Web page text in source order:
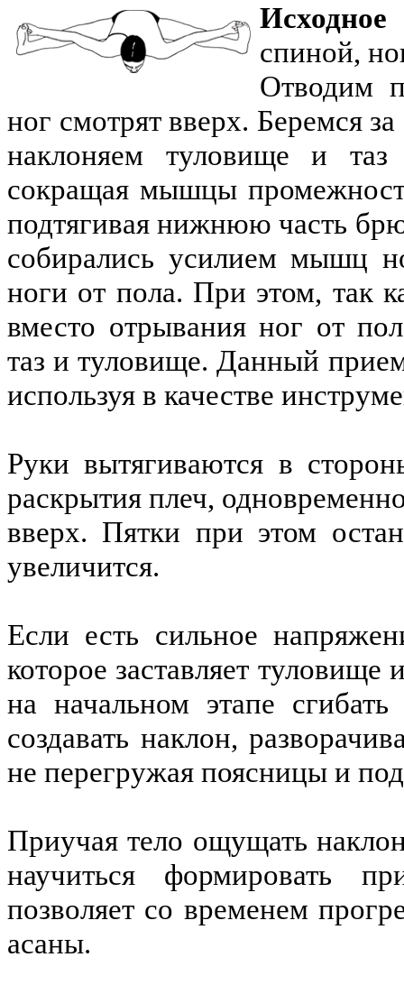
спиной,
Отводим
ног смотрят вверх. Беремся
наклоняем туловище и
сокращая мышцы
подтягивая нижнюю часть
собирались усилием мышц
ноги от пола. При этом, так
вместо отрывания ног от
таз и туловище. Данный
используя в качестве
Руки вытягиваются в
раскрытия плеч,
вверх. Пятки при этом
увеличится.
Если есть сильное
которое заставляет туловище
на начальном этапе
создавать наклон,
не перегружая поясницы и
Приучая тело ощущать
научиться формировать
позволяет со временем
асаны.